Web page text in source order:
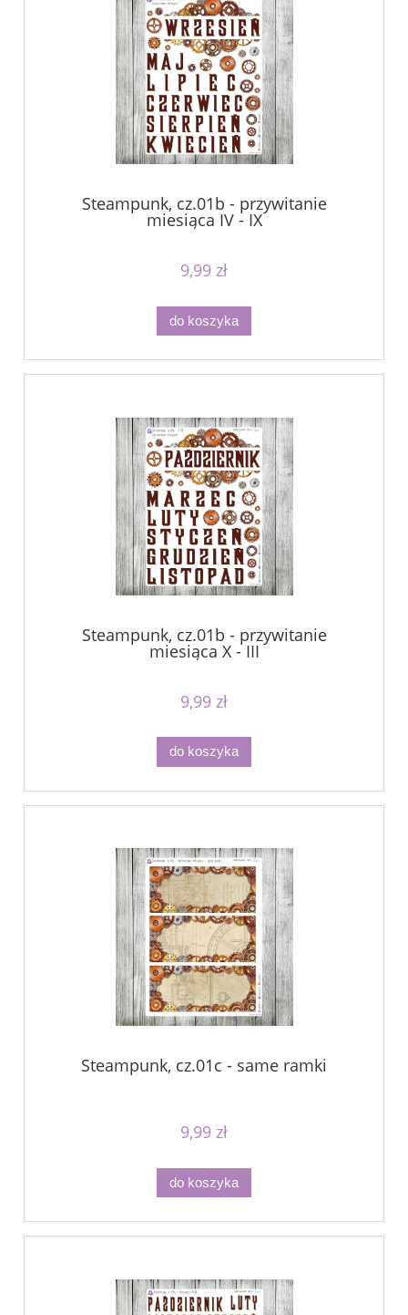
Steampunk, cz.01b - przywitanie
miesiąca IV - IX
9,99 zł
do koszyka
Steampunk, cz.01b - przywitanie
miesiąca X - III
9,99 zł
do koszyka
Steampunk, cz.01c - same ramki
9,99 zł
do koszyka